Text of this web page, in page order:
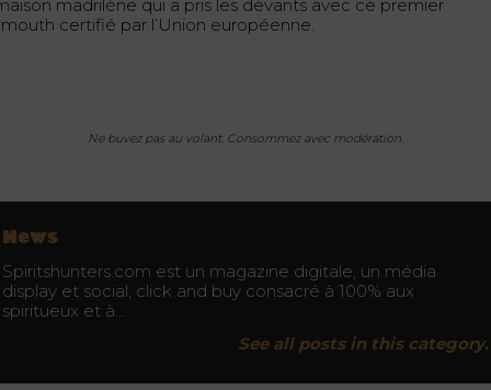
madrilène qui a pris les devants avec ce premier
certifié par l’Union européenne.
Ne buvez pas au volant. Consommez avec modération.
News
Spiritshunters.com est un magazine digitale, un média
display et social, click and buy consacré à 100% aux
spiritueux et à…
See all posts in this category.